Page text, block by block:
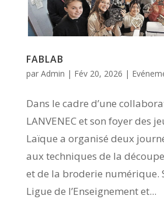
FABLAB
par Admin | Fév 20, 2026 |
Dans le cadre d’une
LANVENEC et son foyer des
Laïque a organisé deux
aux techniques de la
et de la broderie numérique.
Ligue de l’Enseignement et...